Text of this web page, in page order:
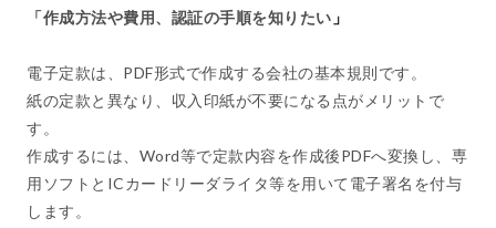
「作成方法や費用、認証の手順を知りたい 」
電子定款は、PDF形式で作成する会社の基本規則です。
紙の定款と異なり、収入印紙が不要になる点がメリットで
す。
作成するには、Word等で定款内容を作成後PDFへ変換し、専
用ソフトとICカードリーダライタ等を用いて電子署名を付与
します。